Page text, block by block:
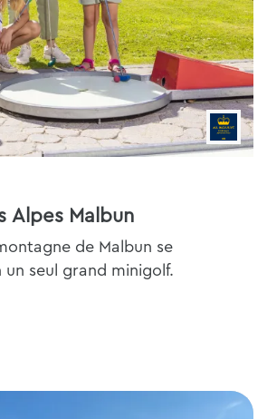
Alpes Malbun
de Malbun se
seul grand minigolf.